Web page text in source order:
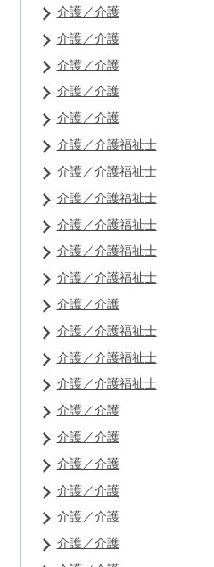
介護／介護
介護／介護
介護／介護
介護／介護
介護／介護
介護／介護福祉士
介護／介護福祉士
介護／介護福祉士
介護／介護福祉士
介護／介護福祉士
介護／介護福祉士
介護／介護
介護／介護福祉士
介護／介護福祉士
介護／介護福祉士
介護／介護
介護／介護
介護／介護
介護／介護
介護／介護
介護／介護